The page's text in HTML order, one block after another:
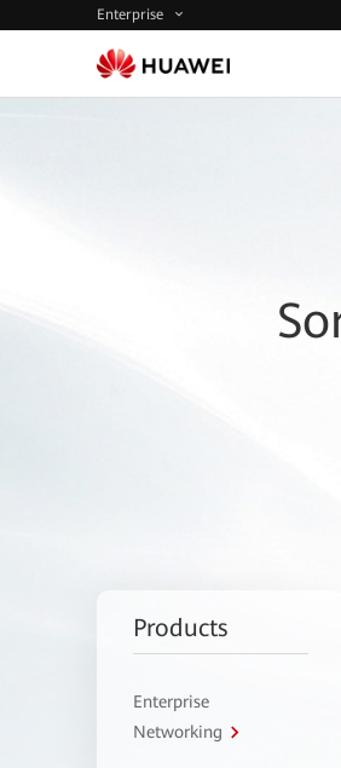
Enterprise
Products
Enterprise
Networking